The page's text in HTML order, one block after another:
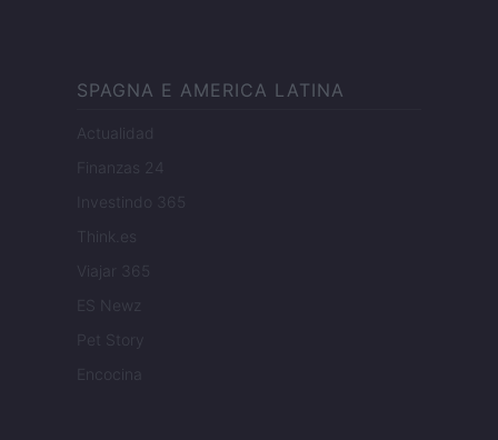
SPAGNA E AMERICA LATINA
Actualidad
Finanzas 24
Investindo 365
Think.es
Viajar 365
ES Newz
Pet Story
Encocina